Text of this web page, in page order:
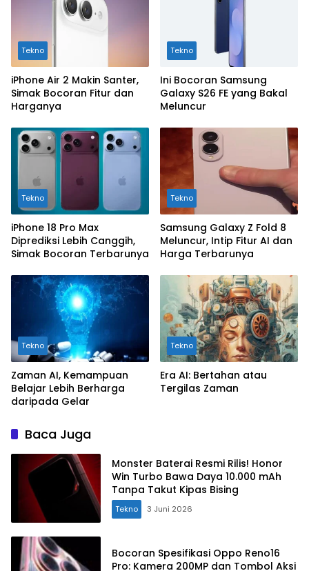
Tekno
iPhone Air 2 Makin Santer,
Simak Bocoran Fitur dan
Harganya
Tekno
Ini Bocoran Samsung
Galaxy S26 FE yang Bakal
Meluncur
Tekno
iPhone 18 Pro Max
Diprediksi Lebih Canggih,
Simak Bocoran Terbarunya
Tekno
Samsung Galaxy Z Fold 8
Meluncur, Intip Fitur AI dan
Harga Terbarunya
Tekno
Zaman AI, Kemampuan
Belajar Lebih Berharga
daripada Gelar
Tekno
Era AI: Bertahan atau
Tergilas Zaman
Baca Juga
Monster Baterai Resmi Rilis! Honor
Win Turbo Bawa Daya 10.000 mAh
Tanpa Takut Kipas Bising
Tekno 3 Juni 2026
Bocoran Spesifikasi Oppo Reno16
Pro: Kamera 200MP dan Tombol Aksi